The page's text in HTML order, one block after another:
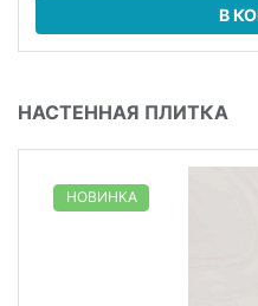
В
НАСТЕННАЯ ПЛИТКА
НОВИНКА